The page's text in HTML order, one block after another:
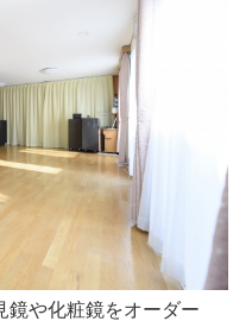
鏡や化粧鏡をオーダー